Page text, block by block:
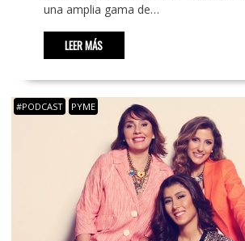
una amplia gama de…
LEER MÁS
#PODCAST PYME